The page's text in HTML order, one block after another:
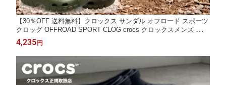
【30％OFF 送料無料】クロックス サンダル オフロード スポーツ
クロッグ OFFROAD SPORT CLOG crocs クロックスメンズ セー
ル SALE メンズサンダル 202651 クロックス正規取扱店
4,235 円